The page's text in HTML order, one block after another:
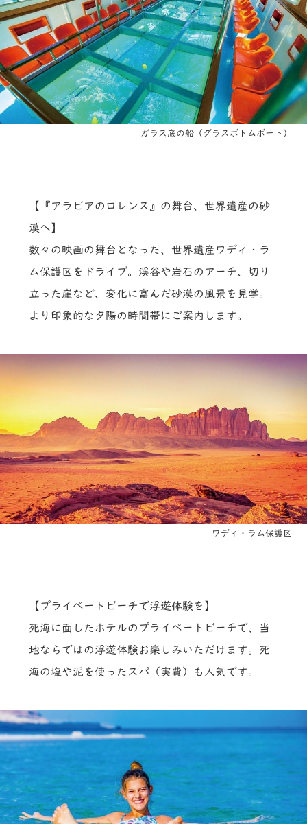
ガラス底の船（グラスボトムボート）
【『アラビアのロレンス』の舞台、世界遺産の砂
漠へ】
数々の映画の舞台となった、世界遺産ワディ・ラ
ム保護区をドライブ。渓谷や岩石のアーチ、切り
立った崖など、変化に富んだ砂漠の風景を見学。
より印象的な夕陽の時間帯にご案内します。
ワディ・ラム保護区
【プライベートビーチで浮遊体験を】
死海に面したホテルのプライベートビーチで、当
地ならではの浮遊体験お楽しみいただけます。死
海の塩や泥を使ったスパ（実費）も人気です。